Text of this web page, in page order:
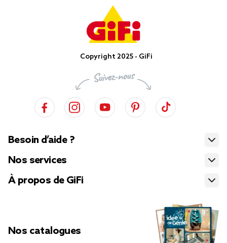
Copyright 2025 - GiFi
Besoin d’aide ?
Nos services
À propos de GiFi
Nos catalogues